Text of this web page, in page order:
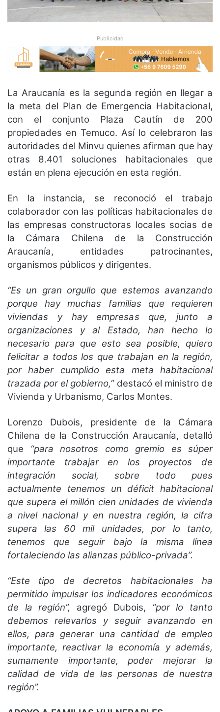
Publicidad
La Araucanía es la segunda región en llegar a
la meta del Plan de Emergencia Habitacional,
con el conjunto Plaza Cautín de 200
propiedades en Temuco. Así lo celebraron las
autoridades del Minvu quienes afirman que hay
otras 8.401 soluciones habitacionales que
están en plena ejecución en esta región.
En la instancia, se reconoció el trabajo
colaborador con las políticas habitacionales de
las empresas constructoras locales socias de
la Cámara Chilena de la Construcción
Araucanía, entidades patrocinantes,
organismos públicos y dirigentes.
“Es un gran orgullo que estemos avanzando
porque hay muchas familias que requieren
viviendas y hay empresas que, junto a
organizaciones y al Estado, han hecho lo
necesario para que esto sea posible, quiero
felicitar a todos los que trabajan en la región,
por haber cumplido esta meta habitacional
trazada por el gobierno,”destacó el ministro de
Vivienda y Urbanismo, Carlos Montes.
Lorenzo Dubois, presidente de la Cámara
Chilena de la Construcción Araucanía, detalló
que “para nosotros como gremio es súper
importante trabajar en los proyectos de
integración social, sobre todo pues
actualmente tenemos un déficit habitacional
que supera el millón cien unidades de vivienda
a nivel nacional y en nuestra región, la cifra
supera las 60 mil unidades, por lo tanto,
tenemos que seguir bajo la misma línea
fortaleciendo las alianzas público-privada”.
“Este tipo de decretos habitacionales ha
permitido impulsar los indicadores económicos
de la región”,
agregó Dubois, “por lo tanto
debemos relevarlos y seguir avanzando en
ellos, para generar una cantidad de empleo
importante, reactivar la economía y además,
sumamente importante, poder mejorar la
calidad de vida de las personas de nuestra
región”.